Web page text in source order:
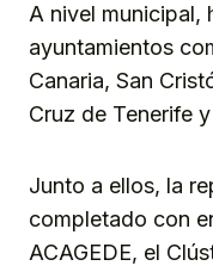
A nivel municipal,
ayuntamientos
Canaria, San
Cruz de Tenerife
Junto a ellos, la
completado con
ACAGEDE, el